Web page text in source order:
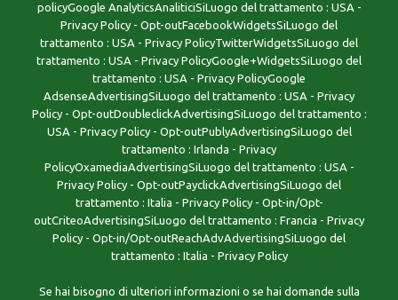
policyGoogle AnalyticsAnaliticiSiLuogo del trattamento : USA -
Privacy Policy - Opt-outFacebookWidgetsSiLuogo del
trattamento : USA - Privacy PolicyTwitterWidgetsSiLuogo del
trattamento : USA - Privacy PolicyGoogle+WidgetsSiLuogo del
trattamento : USA - Privacy PolicyGoogle
AdsenseAdvertisingSiLuogo del trattamento : USA - Privacy
Policy - Opt-outDoubleclickAdvertisingSiLuogo del trattamento :
USA - Privacy Policy - Opt-outPublyAdvertisingSiLuogo del
trattamento : Irlanda - Privacy
PolicyOxamediaAdvertisingSiLuogo del trattamento : USA -
Privacy Policy - Opt-outPayclickAdvertisingSiLuogo del
trattamento : Italia - Privacy Policy - Opt-in/Opt-
outCriteoAdvertisingSiLuogo del trattamento : Francia - Privacy
Policy - Opt-in/Opt-outReachAdvAdvertisingSiLuogo del
trattamento : Italia - Privacy Policy
Se hai bisogno di ulteriori informazioni o se hai domande sulla